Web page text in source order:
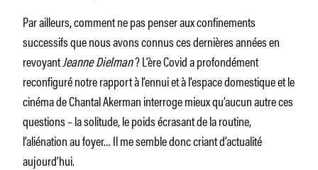
Par ailleurs, comment ne pas penser aux confinements
successifs que nous avons connus ces dernières années en
revoyantJeanne Dielman? L’ère Covid a profondément
reconfiguré notre rapport à l’ennui et à l’espace domestique et le
cinéma de Chantal Akerman interroge mieux qu’aucun autre ces
questions – la solitude, le poids écrasant de la routine,
l’aliénation au foyer… Il me semble donc criant d’actualité
aujourd’hui.